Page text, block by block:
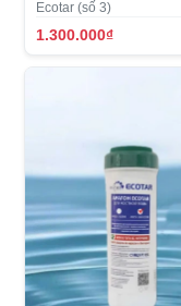
Ecotar (số 3)
1.300.000₫